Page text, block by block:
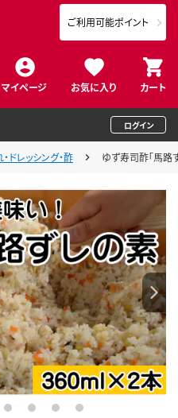
マイページ お気に入り カート
ご利用可能ポイント
ログイン
ドレッシング・酢 ゆず寿司酢「馬
5 6 7 8